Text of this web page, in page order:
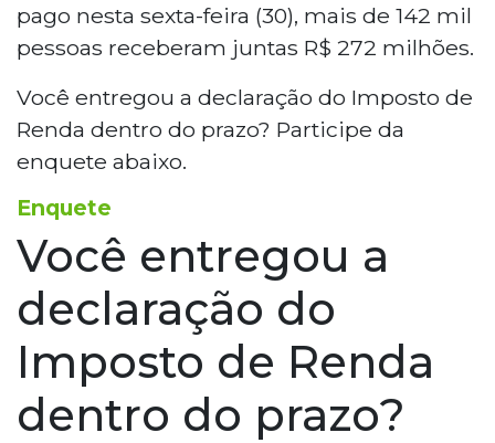
pago nesta sexta-feira (30), mais de 142 mil
pessoas receberam juntas R$ 272 milhões.
Você entregou a declaração do Imposto de
Renda dentro do prazo? Participe da
enquete abaixo.
Enquete
Você entregou a
declaração do
Imposto de Renda
dentro do prazo?